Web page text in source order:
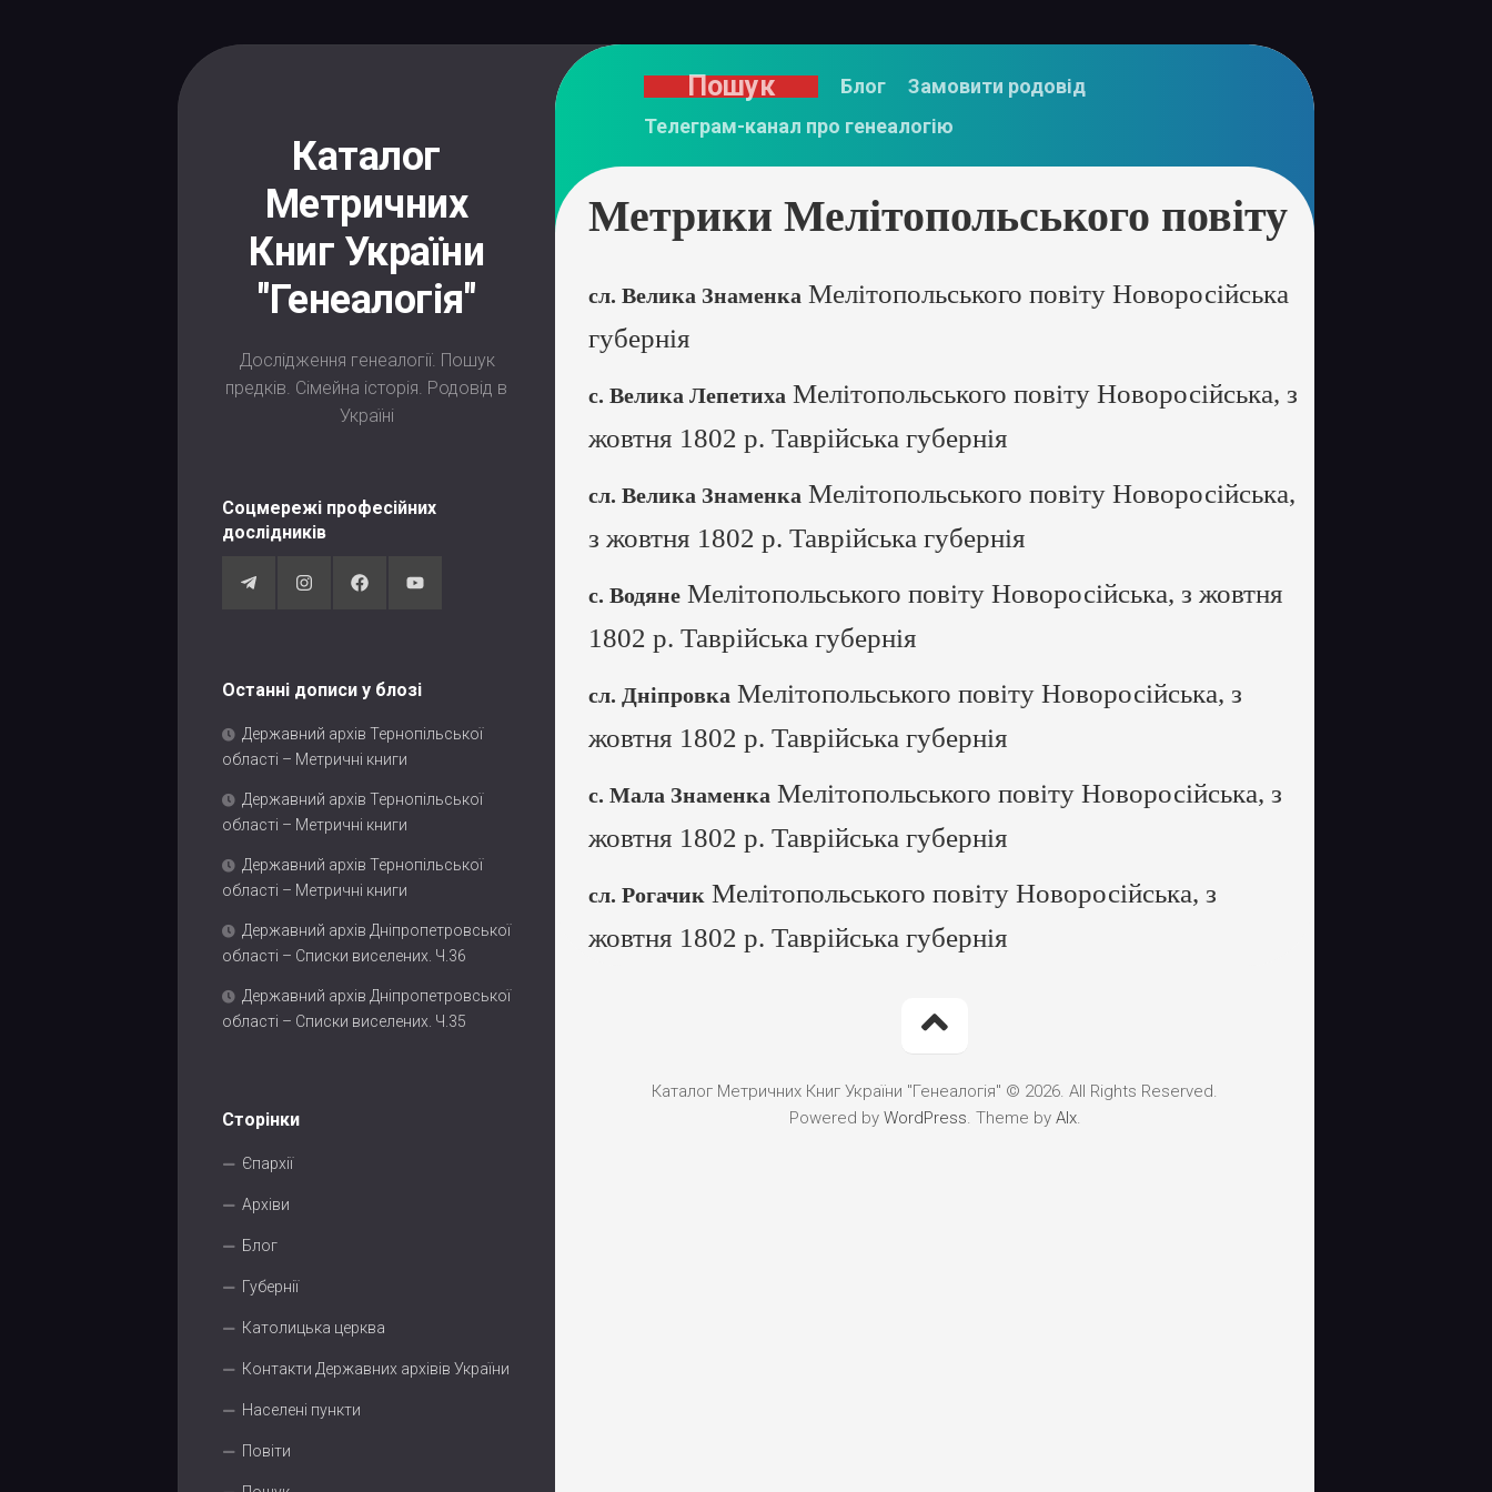
Каталог
Метричних
Книг України
"Генеалогія"
Дослідження генеалогії. Пошук
предків. Сімейна історія. Родовід в
Україні
Соцмережі професійних
дослідників
Останні дописи у блозі
Державний архів Тернопільської
області – Метричні книги
Державний архів Тернопільської
області – Метричні книги
Державний архів Тернопільської
області – Метричні книги
Державний архів Дніпропетровської
області – Списки виселених. Ч.36
Державний архів Дніпропетровської
області – Списки виселених. Ч.35
Сторінки
Єпархії
Архіви
Блог
Губернії
Католицька церква
Контакти Державних архівів України
Населені пункти
Повіти
Пошук Блог
Замовити родовід
Телеграм-канал про генеалогію
Метрики Мелітопольського повіту
сл. Велика Знаменка Мелітопольського повіту Новоросійська
губернія
с. Велика Лепетиха Мелітопольського повіту Новоросійська, з
жовтня 1802 р. Таврійська губернія
сл. Велика Знаменка Мелітопольського повіту Новоросійська,
з жовтня 1802 р. Таврійська губернія
с. Водяне Мелітопольського повіту Новоросійська, з жовтня
1802 р. Таврійська губернія
сл. Дніпровка Мелітопольського повіту Новоросійська, з
жовтня 1802 р. Таврійська губернія
с. Мала Знаменка Мелітопольського повіту Новоросійська, з
жовтня 1802 р. Таврійська губернія
сл. Рогачик Мелітопольського повіту Новоросійська, з
жовтня 1802 р. Таврійська губернія
Каталог Метричних Книг України "Генеалогія" © 2026. All Rights Reserved.
Powered by WordPress. Theme by Alx.